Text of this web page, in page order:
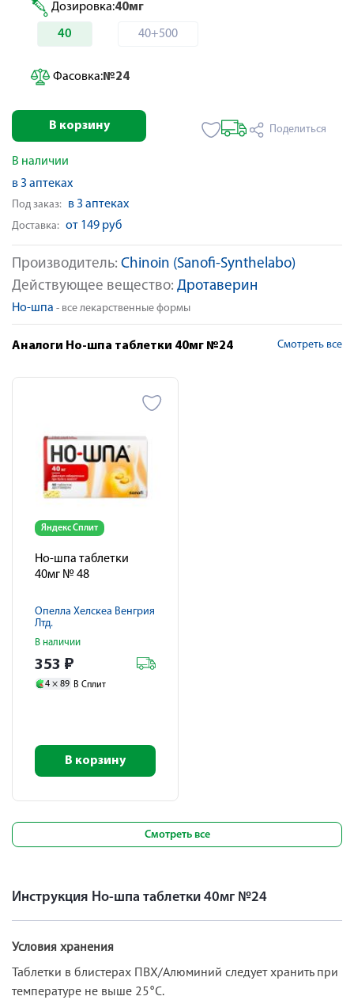
Производитель: Chinoin (Sanofi-Synthelabo)
Действующее вещество: Дротаверин
Но-шпа - все лекарственные формы
Дозировка:40мг
40 40+500
Фасовка:№24
В корзину Поделиться
В наличии
в 3 аптеках
Под заказ: в 3 аптеках
Доставка: от 149 руб
Аналоги Но-шпа таблетки 40мг №24 Смотреть все
Яндекс Сплит
Но-шпа таблетки
40мг № 48
Опелла Хелскеа Венгрия
Лтд.
В наличии
353 ₽
4 × 89 В Сплит
В корзину
Смотреть все
Инструкция Но-шпа таблетки 40мг №24
Условия хранения
Таблетки в блистерах ПВХ/Алюминий следует хранить при
температуре не выше 25°C.